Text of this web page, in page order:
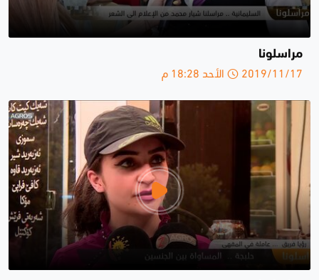
مراسلونا
2019/11/17 الأحد 18:28 م